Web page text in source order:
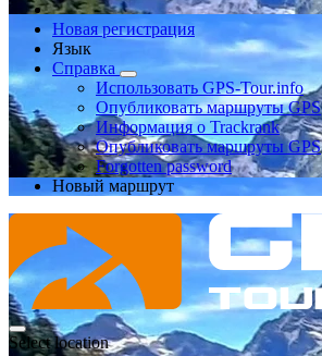
Новая регистрация
Язык
Справка
Использовать GPS-Tour.info
Опубликовать маршруты GPS
Информация о Trackrank
Опубликовать маршруты GPS
Forgotten password
Новый маршрут
Select location